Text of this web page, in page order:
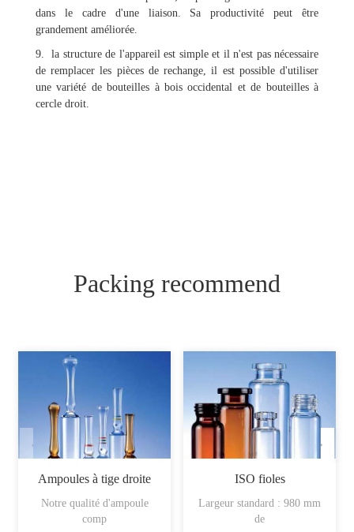
dans le cadre d'une liaison. Sa productivité peut être
grandement améliorée.
9. la structure de l'appareil est simple et il n'est pas nécessaire
de remplacer les pièces de rechange, il est possible d'utiliser
une variété de bouteilles à bois occidental et de bouteilles à
cercle droit.
Packing recommend
Ampoules à tige droite
Notre qualité d'ampoule
comp
ISO fioles
Largeur standard : 980 mm
de